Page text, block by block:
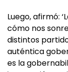
Luego, afirmó:
cómo nos
distintos
auténtica
es la